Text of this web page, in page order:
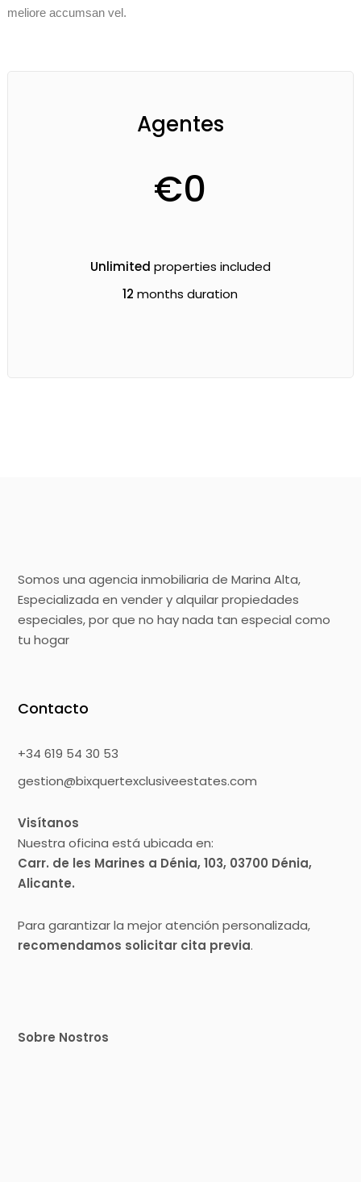
meliore accumsan vel.
Agentes
€0
Unlimited properties included
12months duration
Somos una agencia inmobiliaria de Marina Alta,
Especializada en vender y alquilar propiedades
especiales, por que no hay nada tan especial como
tu hogar
Contacto
+34 619 54 30 53
gestion@bixquertexclusiveestates.com
Visítanos
Nuestra oficina está ubicada en:
Carr. de les Marines a Dénia, 103, 03700 Dénia,
Alicante.
Para garantizar la mejor atención personalizada,
recomendamos solicitar cita previa.
Sobre Nostros